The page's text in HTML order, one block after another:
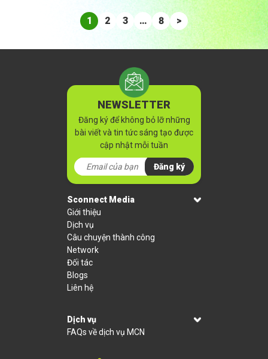
1 2 3 … 8 >
NEWSLETTER
Đăng ký để không bỏ lỡ những
bài viết và tin tức sáng tạo được
cập nhật mỗi tuần
Đăng ký
Sconnect Media
Giới thiệu
Dịch vụ
Câu chuyện thành công
Network
Đối tác
Blogs
Liên hệ
Dịch vụ
FAQs về dịch vụ MCN